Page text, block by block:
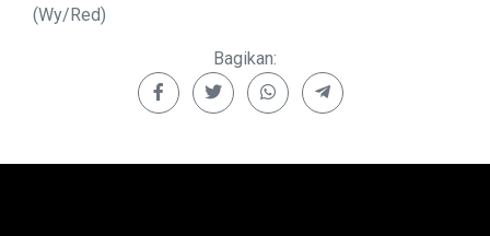
(Wy/Red)
Bagikan: